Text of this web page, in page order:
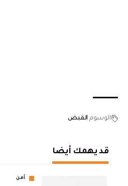
الوسوم القبض
قد يهمك أيضا
أمن